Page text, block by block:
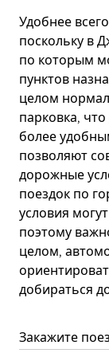
Удобнее
поскольку в
по которым
пунктов
целом
парковка,
более
позволяют
дорожные
поездок по
условия
поэтому
целом,
добираться
Закажите